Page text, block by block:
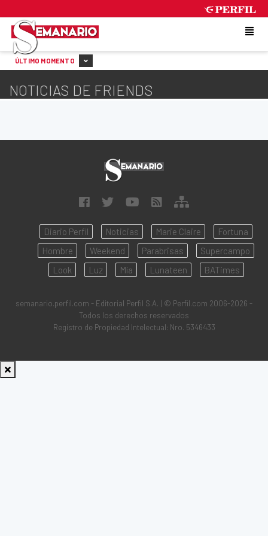
ÚLTIMO MOMENTO
NOTICIAS DE FRIENDS
Diario Perfil Noticias Marie Claire
Fortuna
Hombre
Weekend Parabrisas
Supercampo
Look
Luz Mía Lunateen BATimes
semanario.perfil.com - Editorial Perfil S.A. | © Perfil.com 2006-2026 -
Todos los derechos reservados
Registro de Propiedad Intelectual: Nro. 5346433